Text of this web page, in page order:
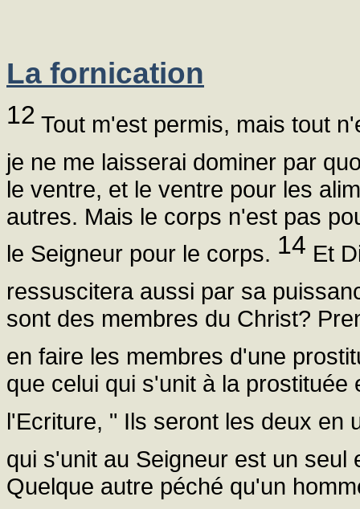
La fornication
12 Tout m'est permis, mais tout
je ne me laisserai dominer par
le ventre, et le ventre pour les
autres. Mais le corps n'est pas
le Seigneur pour le corps. 14 Et
ressuscitera aussi par sa
sont des membres du Christ?
en faire les membres d'une
que celui qui s'unit à la
l'Ecriture, " Ils seront les deux en
qui s'unit au Seigneur est un
Quelque autre péché qu'un